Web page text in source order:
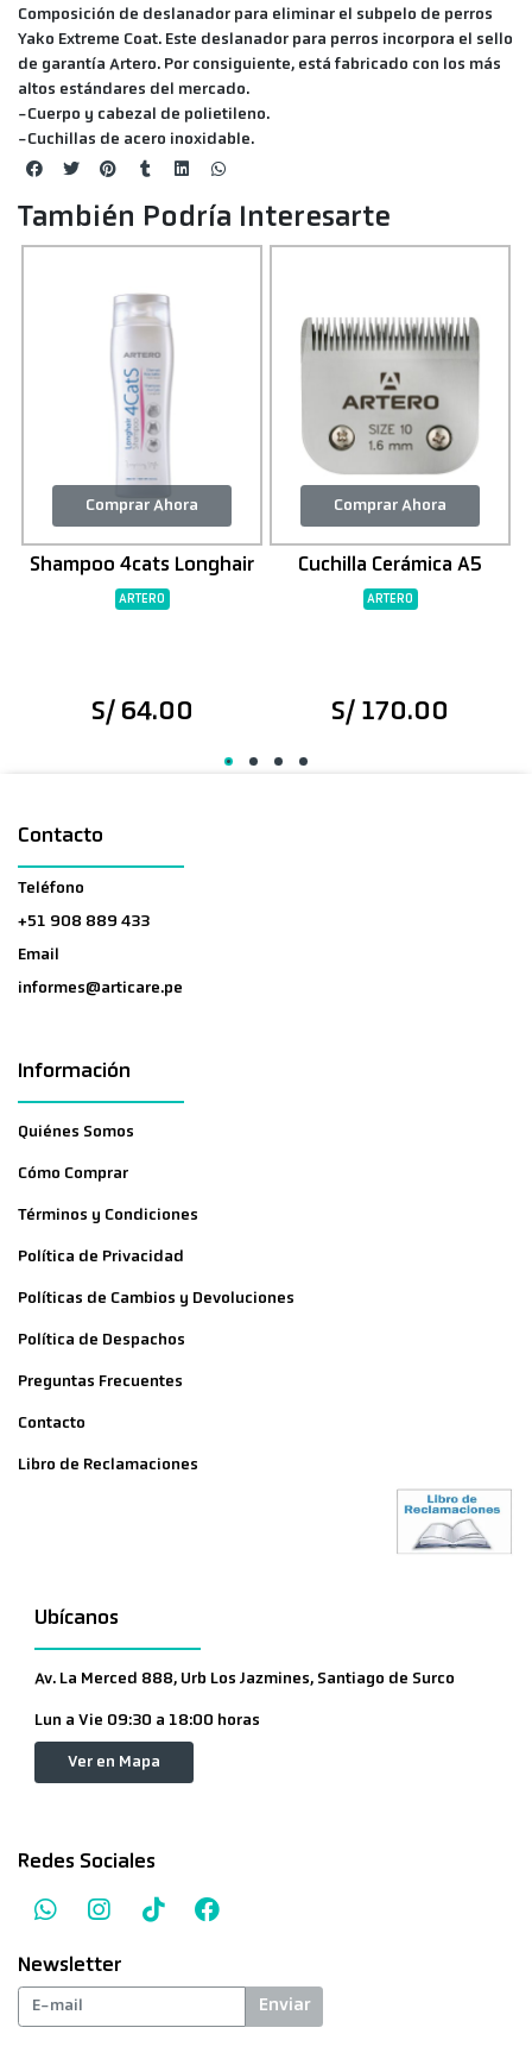
Composición de deslanador para eliminar el subpelo de perros
Yako Extreme Coat. Este deslanador para perros incorpora el sello
de garantía Artero. Por consiguiente, está fabricado con los más
altos estándares del mercado.
-Cuerpo y cabezal de polietileno.
-Cuchillas de acero inoxidable.
También Podría Interesarte
Comprar Ahora
Shampoo 4cats Longhair
ARTERO
S/ 64.00
Comprar Ahora
Cuchilla Cerámica A5
ARTERO
S/ 170.00
Contacto
Teléfono
+51 908 889 433
Email
informes@articare.pe
Información
Quiénes Somos
Cómo Comprar
Términos y Condiciones
Política de Privacidad
Políticas de Cambios y Devoluciones
Política de Despachos
Preguntas Frecuentes
Contacto
Libro de Reclamaciones
Ubícanos
Av. La Merced 888, Urb Los Jazmines, Santiago de Surco
Lun a Vie 09:30 a 18:00 horas
Ver en Mapa
Redes Sociales
Newsletter
Enviar